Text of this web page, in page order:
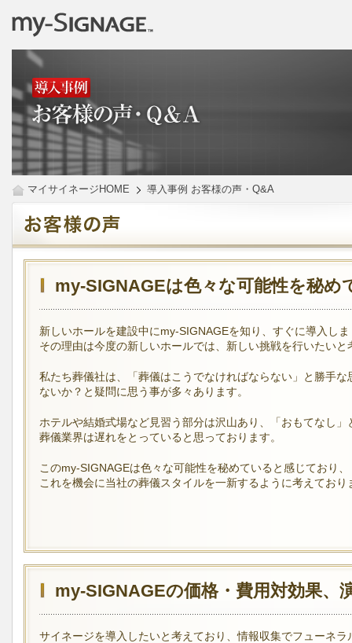
マイサイネージHOME 導入事例 お客様の声・Q&A
my-SIGNAGEは色々な可能性を秘め
新しいホールを建設中にmy-SIGNAGEを知り、すぐに導入し
その理由は今度の新しいホールでは、新しい挑戦を行いたいと
私たち葬儀社は、「葬儀はこうでなければならない」と勝手
ないか？と疑問に思う事が多々あります。
ホテルや結婚式場など見習う部分は沢山あり、「おもてなし」
葬儀業界は遅れをとっていると思っております。
このmy-SIGNAGEは色々な可能性を秘めていると感じており、
これを機会に当社の葬儀スタイルを一新するように考えており
my-SIGNAGEの価格・費用対効果、
サイネージを導入したいと考えており、情報収集でフューネ